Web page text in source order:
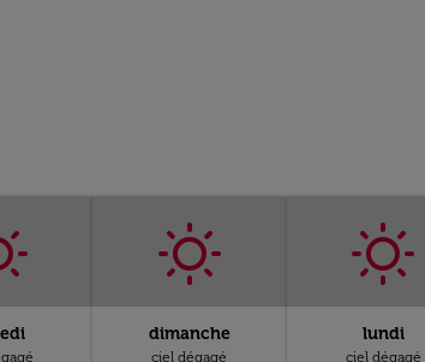
dimanche
ciel dégagé
lundi
ciel dégagé